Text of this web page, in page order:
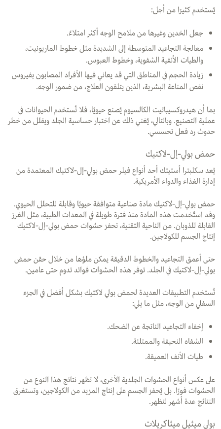
يُستخدم كثيرًا من أجل:
جعل الخدين وغيرها من ملامح الوجه أكثر امتلاءً.
معالجة التجاعيد المتوسطة إلى الشديدة مثل خطوط الماريونيت،
والطيات الأنفية الشفوية، وخطوط العبوس.
زيادة الحجم في المناطق التي قد يعاني فيها الأفراد المصابون بفيروس
نقص المناعة البشرية، الذين يتلقون العلاج، من ضمور الوجه.
بما أن هيدروكسيباتيت الكالسيوم يُصنع حيويًا، فلا تُستخدم الحيوانات في
عملية التصنيع. وبالتالي، يُغني ذلك عن اختبار حساسية الجلد ويقلل من خطر
حدوث رد فعل تحسسي.
حمض بولي-إل-لاكتيك
يُعد سكلبترا أستيتك أحد أنواع فيلر حمض بولي-إل-لاكتيك المعتمدة من
إدارة الغذاء والدواء الأمريكية.
حمض بولي-إل-لاكتيك مادة صناعية متوافقة حيويًا وقابلة للتحلل الحيوي.
وقد استُخدمت هذه المادة منذ فترة طويلة في المعدات الطبية، مثل الغرز
القابلة للذوبان. من الناحية التقنية، تحفز حشوات حمض بولي-إل-لاكتيك
إنتاج الجسم للكولاجين.
حتى أعمق التجاعيد والخطوط الدقيقة يمكن ملؤها من خلال حقن حمض
بولي-إل-لاكتيك في الجلد. توفر هذه الحشوات فوائد تدوم حتى عامين.
تُستخدم التطبيقات العديدة لحمض بولي لاكتيك بشكل أفضل في الجزء
السفلي من الوجه، مثل ما يلي:
إخفاء التجاعيد الناتجة عن الضحك.
الشفاه النحيفة والممتلئة.
طيات الأنف العميقة.
على عكس أنواع الحشوات الجلدية الأخرى، لا تظهر نتائج هذا النوع من
الحشوات فورًا. بل يُحفز الجسم على إنتاج المزيد من الكولاجين، وتستغرق
النتائج عدة أشهر لتظهر.
بولي ميثيل ميثاكريلات